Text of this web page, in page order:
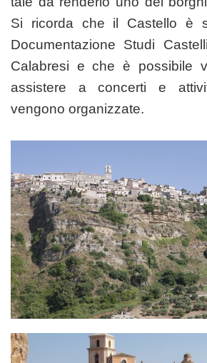
Si ricorda che il Castello è
Documentazione Studi
Calabresi e che è possibile
assistere a concerti e
vengono organizzate.